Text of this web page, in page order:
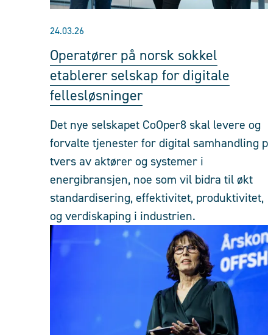
24.03.26
Operatører på norsk sokkel
etablerer selskap for digitale
fellesløsninger
Det nye selskapet CoOper8 skal levere og
forvalte tjenester for digital samhandling
tvers av aktører og systemer i
energibransjen, noe som vil bidra til økt
standardisering, effektivitet, produktivitet,
og verdiskaping i industrien.